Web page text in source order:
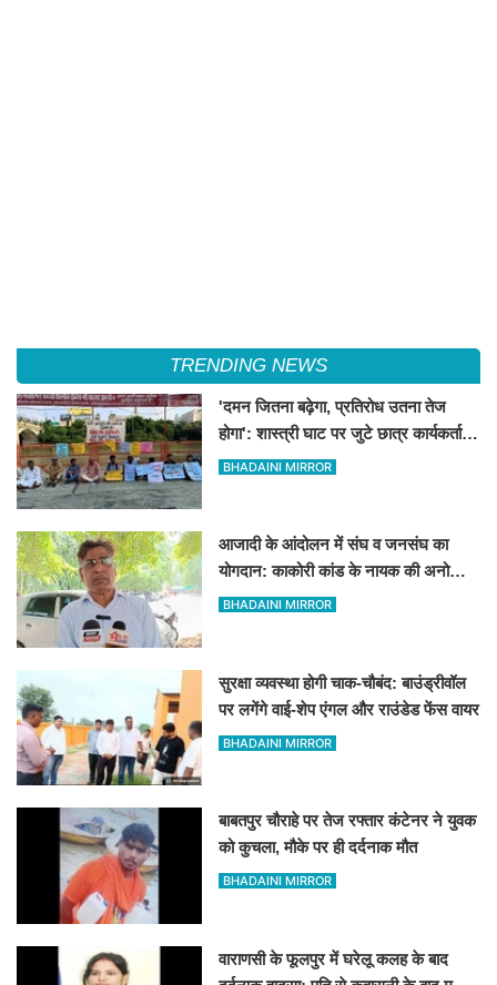
TRENDING NEWS
'दमन जितना बढ़ेगा, प्रतिरोध उतना तेज
होगा': शास्त्री घाट पर जुटे छात्र कार्यकर्ताओं
की केंद्र को ललकार
BHADAINI MIRROR
आजादी के आंदोलन में संघ व जनसंघ का
योगदान: काकोरी कांड के नायक की अनोखी
दास्तां
BHADAINI MIRROR
सुरक्षा व्यवस्था होगी चाक-चौबंद: बाउंड्रीवॉल
पर लगेंगे वाई-शेप एंगल और राउंडेड फेंस वायर
BHADAINI MIRROR
बाबतपुर चौराहे पर तेज रफ्तार कंटेनर ने युवक
को कुचला, मौके पर ही दर्दनाक मौत
BHADAINI MIRROR
वाराणसी के फूलपुर में घरेलू कलह के बाद